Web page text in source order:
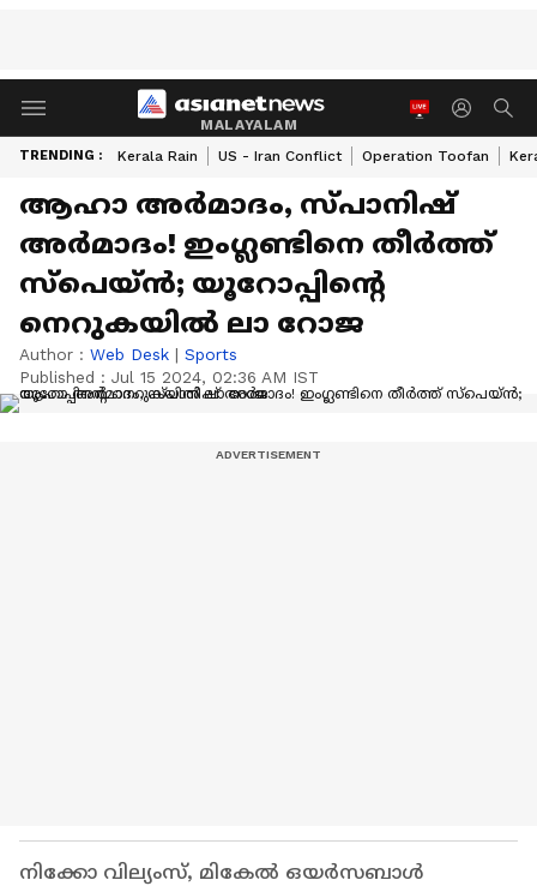
MALAYALAM
TRENDING : Kerala Rain US - Iran Conflict Operation Toofan
ആഹാ അര്‍മാദം, സ്പാനിഷ്
അര്‍മാദം! ഇംഗ്ലണ്ടിനെ തീര്‍ത്ത്
സ്‌പെയ്ന്‍; യൂറോപ്പിന്റെ
നെറുകയില്‍ ലാ റോജ
Author : Web Desk | Sports
Published : Jul 15 2024, 02:36 AM IST
നിക്കോ വില്യംസ്, മികേല്‍ ഒയര്‍സബാള്‍